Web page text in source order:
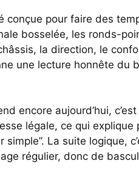
conçue pour faire des
bosselée, les ronds-
la direction, le
une lecture honnête du
encore aujourd’hui,
légale, ce qui
simple”. La suite logique,
régulier, donc de